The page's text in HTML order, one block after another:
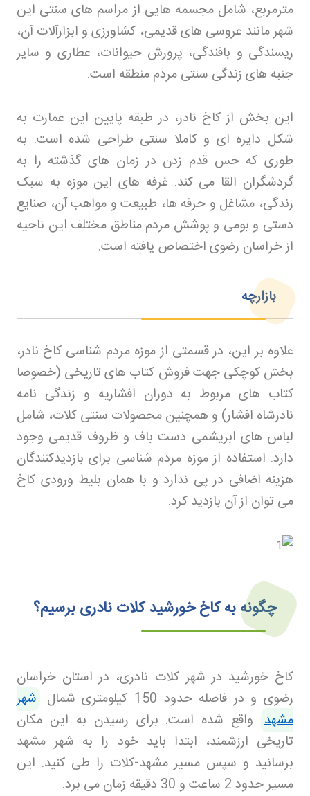
مترمربع، شامل مجسمه هایی از مراسم های سنتی این
شهر مانند عروسی های قدیمی، کشاورزی و ابزارآلات آن،
ریسندگی و بافندگی، پرورش حیوانات، عطاری و سایر
جنبه های زندگی سنتی مردم منطقه است.
این بخش از کاخ نادر، در طبقه پایین این عمارت به
شکل دایره ای و کاملا سنتی طراحی شده است. به
طوری که حس قدم زدن در زمان های گذشته را به
گردشگران القا می کند. غرفه های این موزه به سبک
زندگی، مشاغل و حرفه ها، طبیعت و مواهب آن، صنایع
دستی و بومی و پوشش مردم مناطق مختلف این ناحیه
از خراسان رضوی اختصاص یافته است.
بازارچه
علاوه بر این، در قسمتی از موزه مردم شناسی کاخ نادر،
بخش کوچکی جهت فروش کتاب های تاریخی (خصوصا
کتاب های مربوط به دوران افشاریه و زندگی نامه
نادرشاه افشار) و همچنین محصولات سنتی کلات، شامل
لباس های ابریشمی دست باف و ظروف قدیمی وجود
دارد. استفاده از موزه مردم شناسی برای بازدیدکنندگان
هزینه اضافی در پی ندارد و با همان بلیط ورودی کاخ
می توان از آن بازدید کرد.
چگونه به کاخ خورشید کلات نادری برسیم؟
کاخ خورشید در شهر کلات نادری، در استان خراسان
رضوی و در فاصله حدود 150 کیلومتری شمال
شهر
مشهد واقع شده است. برای رسیدن به این مکان
تاریخی ارزشمند، ابتدا باید خود را به شهر مشهد
برسانید و سپس مسیر مشهد-کلات را طی کنید. این
مسیر حدود 2 ساعت و 30 دقیقه زمان می برد
.